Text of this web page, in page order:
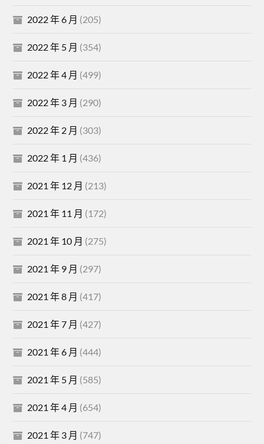
2022 年 6 月 (205)
2022 年 5 月 (354)
2022 年 4 月 (499)
2022 年 3 月 (290)
2022 年 2 月 (303)
2022 年 1 月 (436)
2021 年 12 月 (213)
2021 年 11 月 (172)
2021 年 10 月 (275)
2021 年 9 月 (297)
2021 年 8 月 (417)
2021 年 7 月 (427)
2021 年 6 月 (444)
2021 年 5 月 (585)
2021 年 4 月 (654)
2021 年 3 月 (747)